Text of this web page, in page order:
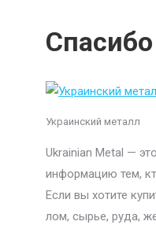
Украинский металл
Ukrainian Metal —
информацию тем,
Если вы хотите
лом, сырье, руда,